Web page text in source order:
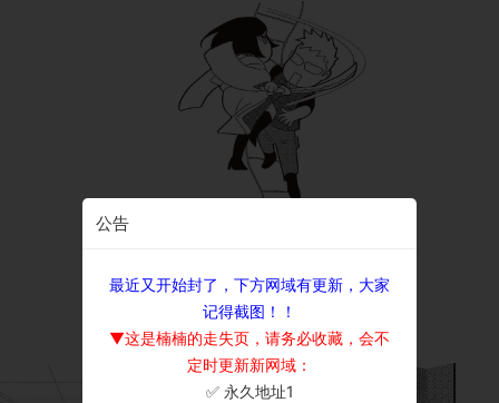
公告
最近又开始封了，下方网域有更新，大家
记得截图！！
▼这是楠楠的走失页，请务必收藏，会不
定时更新新网域：
✅ 永久地址1